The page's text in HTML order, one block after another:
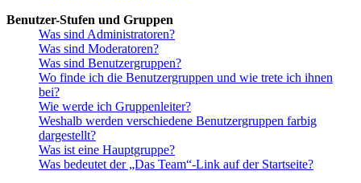
Benutzer-Stufen und Gruppen
Was sind Administratoren?
Was sind Moderatoren?
Was sind Benutzergruppen?
Wo finde ich die Benutzergruppen und wie trete ich ihnen
bei?
Wie werde ich Gruppenleiter?
Weshalb werden verschiedene Benutzergruppen farbig
dargestellt?
Was ist eine Hauptgruppe?
Was bedeutet der „Das Team“-Link auf der Startseite?